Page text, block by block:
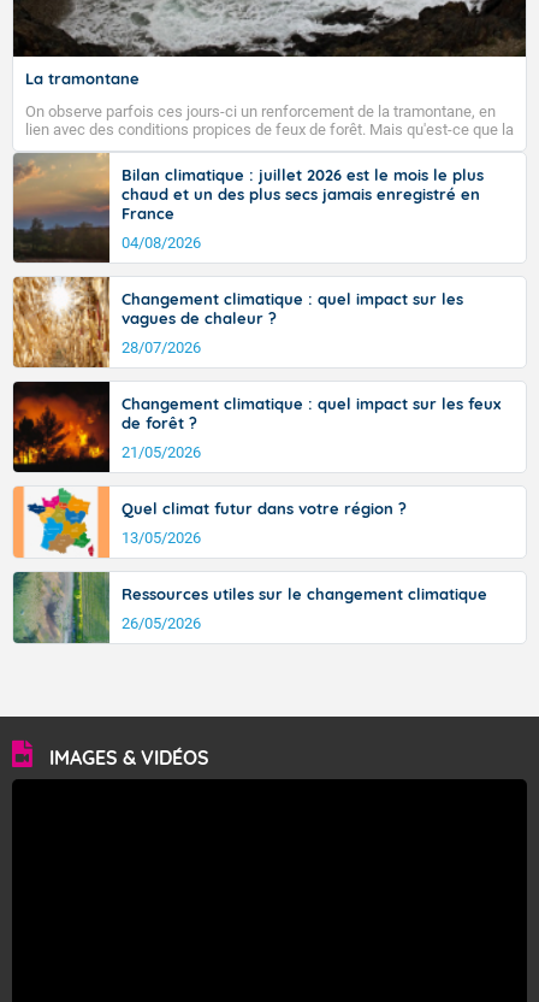
La tramontane
On observe parfois ces jours-ci un renforcement de la tramontane, en
lien avec des conditions propices de feux de forêt. Mais qu'est-ce que la
tramontane ? Quelles sont ses caractéristiques ? La tramontane est un
vent turbulent soufflant de secteur nord-ouest à nord, ou ouest à nord-
ouest, dans un secteur qui part du Roussillon à la vallée de l’Aude et à
l’ouest de l’Hérault. L’étymologie de ce vent vient du latin trasmontanus,
signifiant au-delà des monts, en allusion aux régions montagneuses
d’où provient ce vent.
Bilan climatique : juillet 2026 est le mois le plus
chaud et un des plus secs jamais enregistré en
France
04/08/2026
Changement climatique : quel impact sur les
vagues de chaleur ?
28/07/2026
Changement climatique : quel impact sur les feux
de forêt ?
21/05/2026
Quel climat futur dans votre région ?
13/05/2026
Ressources utiles sur le changement climatique
26/05/2026
IMAGES & VIDÉOS